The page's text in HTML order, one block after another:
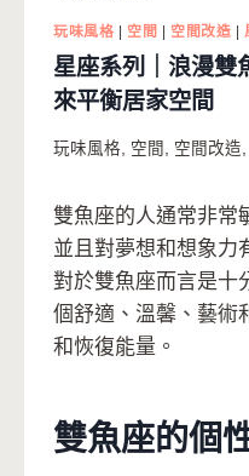
玩味風格 空間 空間改造 |
星座系列｜浪漫雙
來平衡居家空間
玩味風格 空間 空間改造
雙魚座的人通常非常
並且對夢想和想象力
對於雙魚座而言是十
個舒適、溫馨、藝術
和恢復能量。
雙魚座的個